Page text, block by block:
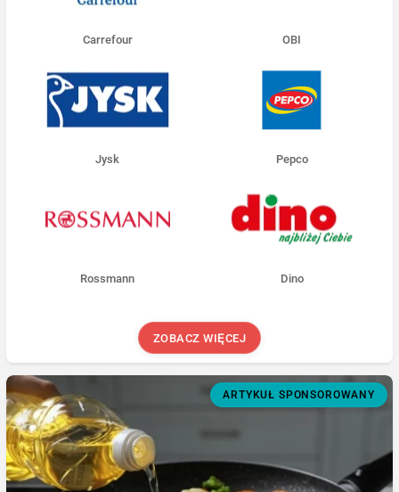
Carrefour OBI
Jysk Pepco
Rossmann Dino
ZOBACZ WIĘCEJ
ARTYKUŁ SPONSOROWANY